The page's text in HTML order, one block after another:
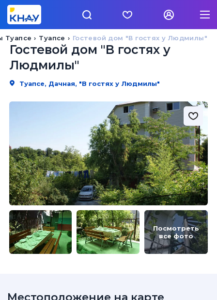
Гостевой дом "В гостях у Людмилы"
Туапсе
Туапсе
Гостевой дом "В гостях у
Людмилы"
Туапсе, Дачная, "В гостях у Людмилы"
Посмотреть
все фото
Местоположение на карте